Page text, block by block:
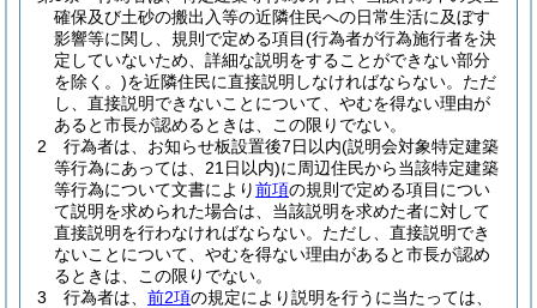
確保及び土砂の搬出入等の近隣住民への日常生活に及ぼす
影響等に関し、規則で定める項目(行為者が行為施行者を決
定していないため、詳細な説明をすることができない部分
を除く。)を近隣住民に直接説明しなければならない。 ただ
し、直接説明できないことについて、やむを得ない理由が
あると市長が認めるときは、この限りでない。
2
行為者は、お知らせ板設置後7日以内(説明会対象特定建築
等行為にあっては、21日以内)に周辺住民から当該特定建築
等行為について文書により前項の規則で定める項目につい
て説明を求められた場合は、当該説明を求めた者に対して
直接説明を行わなければならない。 ただし、直接説明でき
ないことについて、やむを得ない理由があると市長が認め
るときは、この限りでない。
3
行為者は、 前2項の規定により説明を行うに当たっては、